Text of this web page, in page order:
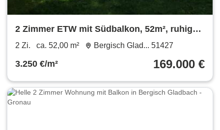
2 Zimmer ETW mit Südbalkon, 52m², ruhige
Lage, Refrath, v. Privat
2 Zi. ca. 52,00 m² Bergisch Glad... 51427
3.250 €/m² 169.000 €